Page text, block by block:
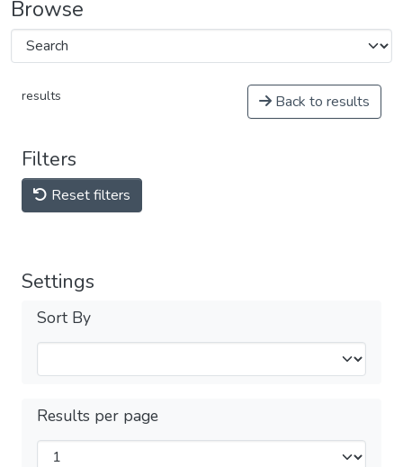
Browse
results Back to results
Filters
Reset filters
Settings
Sort By
Results per page